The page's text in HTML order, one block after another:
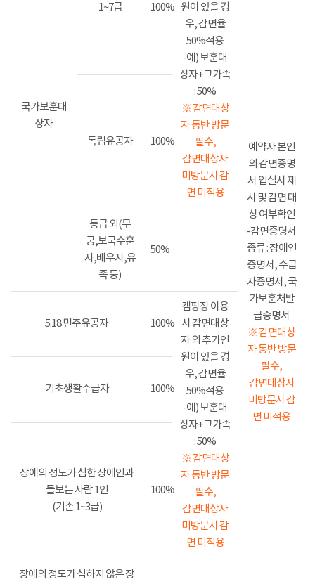
국가보훈대
상자
1~7급 100% 원이 있을 경
우, 감면율
50%적용
-예) 보훈대
상자+그가족
: 50%
※ 감면대상
자 동반 방문
필수,
감면대상자
미방문시 감
면 미적용
예약자 본인
의 감면증명
서 입실시 제
시 및 감면 대
상 여부확인
-감면증명서
종류 : 장애인
증명서, 수급
자증명서, 국
가보훈처발
급증명서
※ 감면대상
자 동반 방문
필수,
감면대상자
미방문시 감
면 미적용
독립유공자 100%
등급 외(무
궁,보국수훈
자,배우자,유
족 등)
50%
5.18 민주유공자 100%
캠핑장 이용
시 감면대상
자 외 추가인
원이 있을 경
우, 감면율
50%적용
-예) 보훈대
상자+그가족
: 50%
※ 감면대상
자 동반 방문
필수,
감면대상자
미방문시 감
면 미적용
기초생활수급자 100%
장애의 정도가 심한 장애인과
돌보는 사람 1인
(기존 1~3급)
100%
장애의 정도가 심하지 않은 장